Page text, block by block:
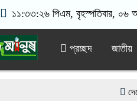
১১:৩৩:২৬ পিএম, বৃহস্পতিবার, ০৬
প্রচ্ছদ জাতীয়
দেশের